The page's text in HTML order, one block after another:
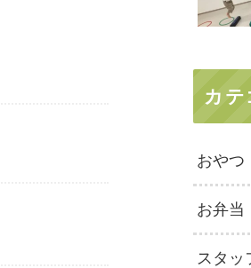
カテ
おやつ
お弁当
スタッ